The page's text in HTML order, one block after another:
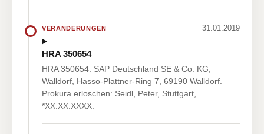
VERÄNDERUNGEN 31.01.2019
HRA 350654
HRA 350654: SAP Deutschland SE & Co. KG,
Walldorf, Hasso-Plattner-Ring 7, 69190 Walldorf.
Prokura erloschen: Seidl, Peter, Stuttgart,
*XX.XX.XXXX.